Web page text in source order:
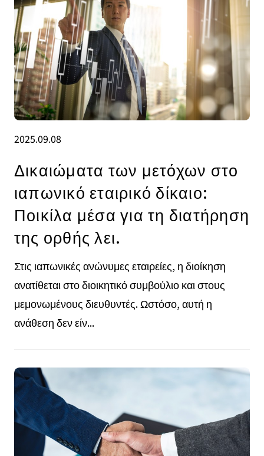
2025.09.08
Δικαιώματα των μετόχων στο
ιαπωνικό εταιρικό δίκαιο:
Ποικίλα μέσα για τη διατήρηση
της ορθής λει.
Στις ιαπωνικές ανώνυμες εταιρείες, η διοίκηση
ανατίθεται στο διοικητικό συμβούλιο και στους
μεμονωμένους διευθυντές. Ωστόσο, αυτή η
ανάθεση δεν είν...